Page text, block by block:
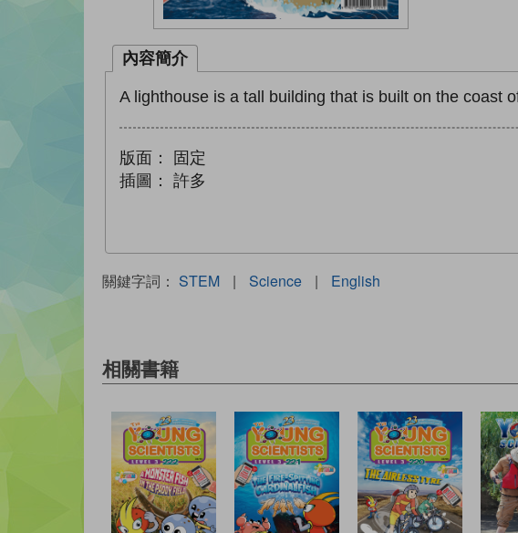
內容簡介
A lighthouse is a tall building that is built on the coast
版面：
固定
插圖：
許多
關鍵字詞： STEM | Science | English
相關書籍